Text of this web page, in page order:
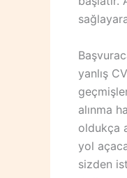
yanlış
alınma
oldukça
yol
sizden